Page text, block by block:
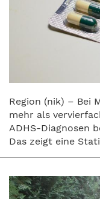
Region (nik) – Bei
mehr als
ADHS-Diagnosen
Das zeigt eine